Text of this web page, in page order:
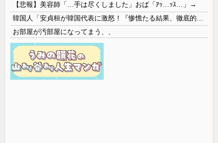
【悲報】美容師「…手は尽くしました」おば「ｱｯ…ｯｽ…」→
お部屋が汚部屋になってまう、、